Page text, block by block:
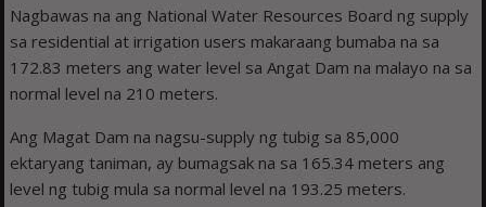
Nagbawas na ang National Water Resources Board ng supply
sa residential at irrigation users makaraang bumaba na sa
172.83 meters ang water level sa Angat Dam na malayo na sa
normal level na 210 meters.
Ang Magat Dam na nagsu-supply ng tubig sa 85,000
ektaryang taniman, ay bumagsak na sa 165.34 meters ang
level ng tubig mula sa normal level na 193.25 meters.